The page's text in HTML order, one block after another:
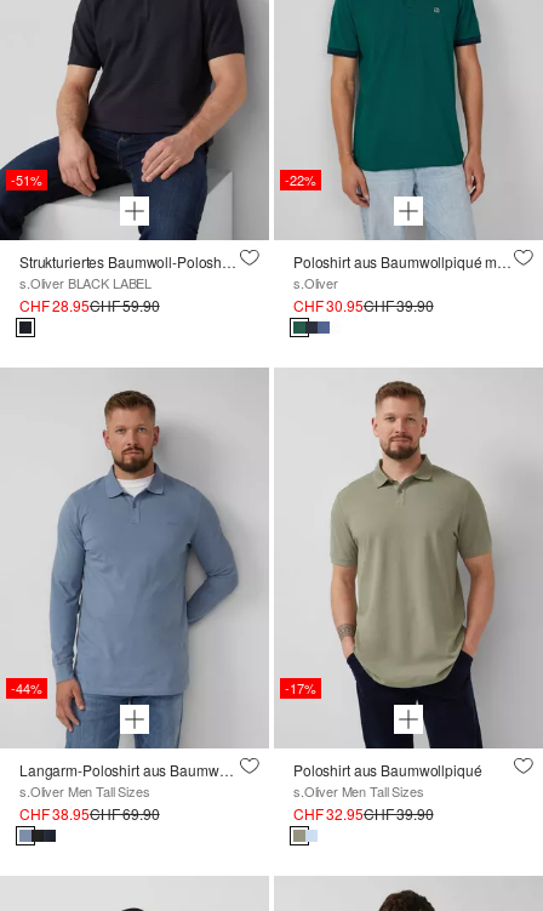
-51%
Strukturiertes Baumwoll-Poloshirt mit Bündchen
s.Oliver BLACK LABEL
CHF 28.95CHF 59.90
-22%
Poloshirt aus Baumwollpiqué mit Kontrast-Details
s.Oliver
CHF 30.95CHF 39.90
-44%
Langarm-Poloshirt aus Baumwoll-Piqué mit Bündchen
s.Oliver Men Tall Sizes
CHF 38.95CHF 69.90
-17%
Poloshirt aus Baumwollpiqué
s.Oliver Men Tall Sizes
CHF 32.95CHF 39.90